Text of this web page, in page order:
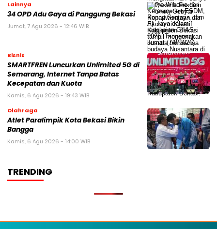
Lainnya
34 OPD Adu Gaya di Panggung Bekasi
Jumat, 7 Agu 2026 - 12:46 WIB
Bisnis
SMARTFREN Luncurkan Unlimited 5G di
Semarang, Internet Tanpa Batas
Kecepatan dan Kuota
Kamis, 6 Agu 2026 - 19:43 WIB
Olahraga
Atlet Paralimpik Kota Bekasi Bikin
Bangga
Kamis, 6 Agu 2026 - 14:00 WIB
TRENDING